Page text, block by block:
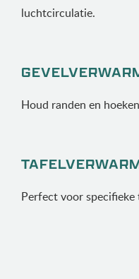
luchtcirculatie.
Houd randen en
Perfect voor